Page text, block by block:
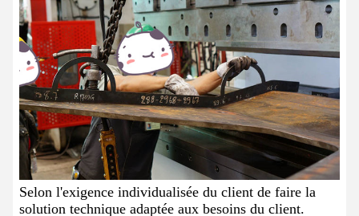
Selon l'exigence individualisée du client de faire la
solution technique adaptée aux besoins du client.